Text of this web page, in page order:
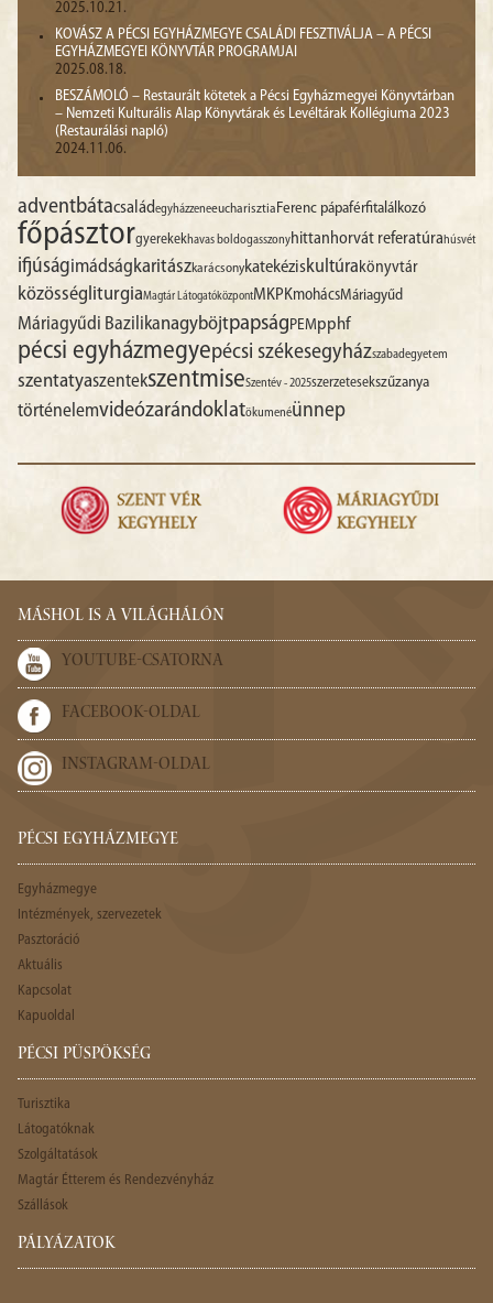
2025.10.21.
KOVÁSZ A PÉCSI EGYHÁZMEGYE CSALÁDI FESZTIVÁLJA – A PÉCSI
EGYHÁZMEGYEI KÖNYVTÁR PROGRAMJAI
2025.08.18.
BESZÁMOLÓ – Restaurált kötetek a Pécsi Egyházmegyei Könyvtárban
– Nemzeti Kulturális Alap Könyvtárak és Levéltárak Kollégiuma 2023
(Restaurálási napló)
2024.11.06.
adventbátacsaládegyházzeneeucharisztiaFerenc pápaférfitalálkozó
főpásztorgyerekekhavas boldogasszonyhittanhorvát referatúrahúsvét
ifjúságimádságkaritászkarácsonykatekéziskultúrakönyvtár
közösségliturgiaMagtár LátogatóközpontMKPKmohácsMáriagyűd
Máriagyűdi BazilikanagyböjtpapságPEMpphf
pécsi egyházmegyepécsi székesegyházszabadegyetem
szentatyaszentekszentmiseSzentév - 2025szerzetesekszűzanya
történelemvideózarándoklatökumenéünnep
MÁSHOL IS A VILÁGHÁLÓN
YOUTUBE-CSATORNA
FACEBOOK-OLDAL
INSTAGRAM-OLDAL
PÉCSI EGYHÁZMEGYE
Egyházmegye
Intézmények, szervezetek
Pasztoráció
Aktuális
Kapcsolat
Kapuoldal
PÉCSI PÜSPÖKSÉG
Turisztika
Látogatóknak
Szolgáltatások
Magtár Étterem és Rendezvényház
Szállások
PÁLYÁZATOK